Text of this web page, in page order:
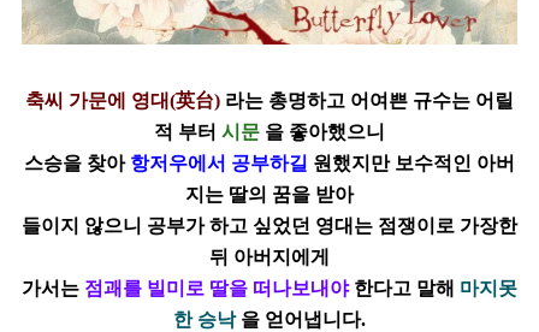
축씨 가문에 영대(英台) 라는 총명하고 어여쁜 규수는 어릴
적 부터 시문 을 좋아했으니
스승을 찾아 항저우에서 공부하길 원했지만 보수적인 아버
지는 딸의 꿈을 받아
들이지 않으니 공부가 하고 싶었던 영대는 점쟁이로 가장한
뒤 아버지에게
가서는 점괘를 빌미로 딸을 떠나보내야 한다고 말해 마지못
한 승낙 을 얻어냅니다.